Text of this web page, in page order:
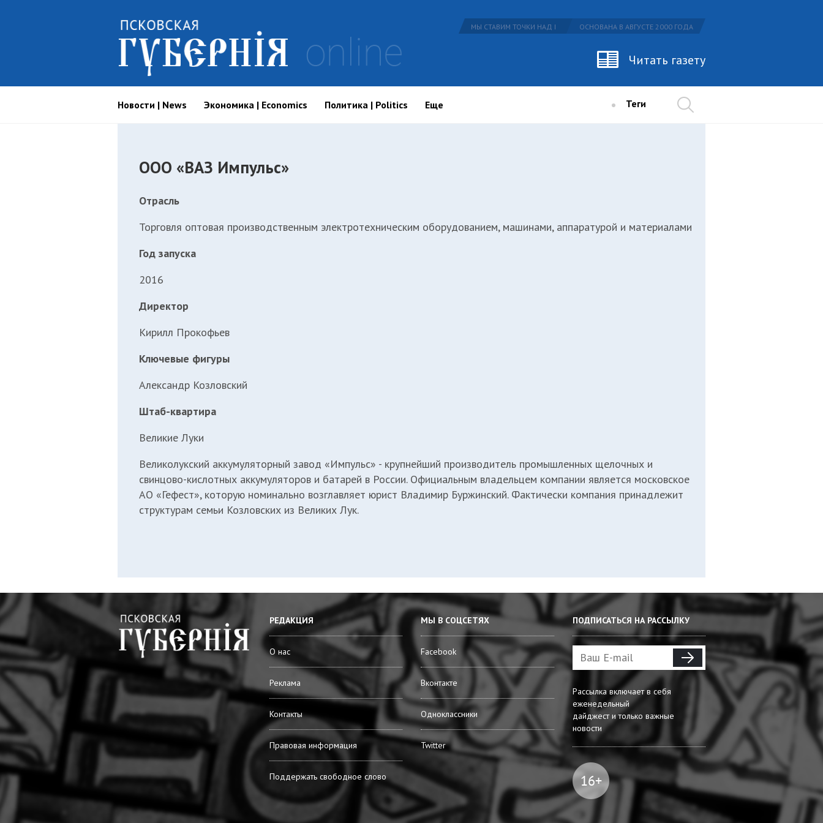
МЫ СТАВИМ ТОЧКИ НАД I ОСНОВАНА В АВГУСТЕ 2000 ГОДА
Читать газету
Новости | News Экономика | Economics Политика | Politics Еще Теги
ООО «ВАЗ Импульс»
Отрасль
Торговля оптовая производственным электротехническим оборудованием, машинами, аппаратурой и материалами
Год запуска
2016
Директор
Кирилл Прокофьев
Ключевые фигуры
Александр Козловский
Штаб-квартира
Великие Луки
Великолукский аккумуляторный завод «Импульс» - крупнейший производитель промышленных щелочных и
свинцово-кислотных аккумуляторов и батарей в России. Официальным владельцем компании является московское
АО «Гефест», которую номинально возглавляет юрист Владимир Буржинский. Фактически компания принадлежит
структурам семьи Козловских из Великих Лук.
РЕДАКЦИЯ
О нас
Реклама
Контакты
Правовая информация
Поддержать свободное слово
МЫ В СОЦСЕТЯХ
Facebook
Вконтакте
Одноклассники
Twitter
ПОДПИСАТЬСЯ НА РАССЫЛКУ
Рассылка включает в себя
еженедельный
дайджест и только важные
новости